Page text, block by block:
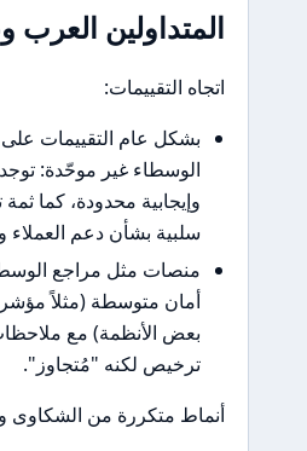
المتداولين العرب وعالمياً
اتجاه التقييمات:
بشكل عام التقييمات على منصات
الوسطاء غير موحّدة: توجد تقييمات
وإيجابية محدودة، كما ثمة تسجيلات
سلبية بشأن دعم العملاء والسحب.
منصات مثل مراجع الوسطاء تشير
بعض الأنظمة) مع ملاحظات حول
ترخيص لكنه "مُتجاوز".
أنماط متكررة من الشكاوى والإشادات: